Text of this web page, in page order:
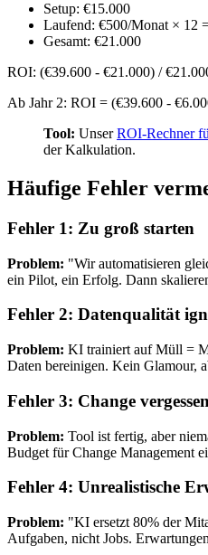
Setup: €15.000
Laufend: €500/Monat × 12
Gesamt: €21.000
ROI: (€39.600 - €21.000) /
Ab Jahr 2: ROI = (€39.600 -
Tool: UnserROI-Rechner
der Kalkulation.
Häufige Fehler
Fehler 1: Zu groß starten
Problem: "Wir automatisieren
ein Pilot, ein Erfolg. Dann
Fehler 2: Datenqualität
Problem: KI trainiert auf Müll =
Daten bereinigen. Kein Glamour,
Fehler 3: Change vergessen
Problem: Tool ist fertig, aber
Budget für Change Management
Fehler 4: Unrealistische
Problem: "KI ersetzt 80% der
Aufgaben, nicht Jobs.